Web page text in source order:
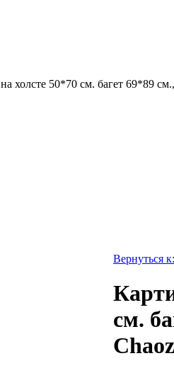
холсте 50*70 см. багет 69*89
Вернуться
см.